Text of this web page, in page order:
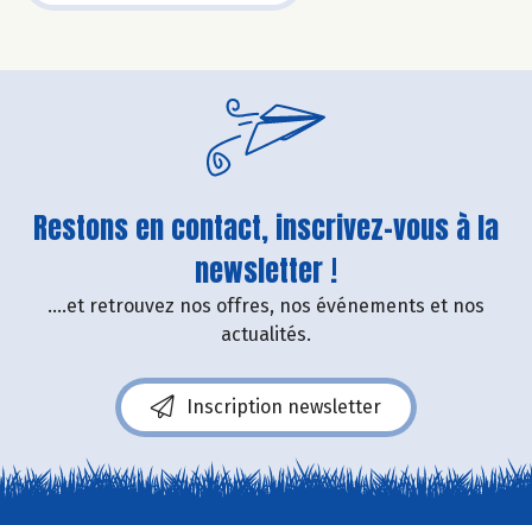
Restons en contact, inscrivez-vous à la
newsletter !
....et retrouvez nos offres, nos événements et nos
actualités.
Inscription newsletter